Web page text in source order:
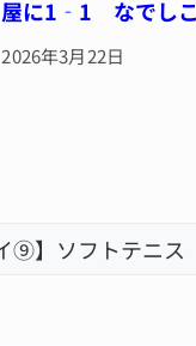
屋に1‐1 なでし
2026年3月22日
イ⑨】ソフトテニ